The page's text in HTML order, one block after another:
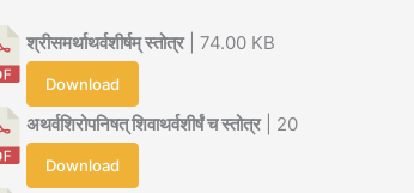
श्रीसमर्थाथर्वशीर्षम् स्तोत्र| 74.00 KB
Download
अथर्वशिरोपनिषत् शिवाथर्वशीर्षं च स्तोत्र| 20
Download